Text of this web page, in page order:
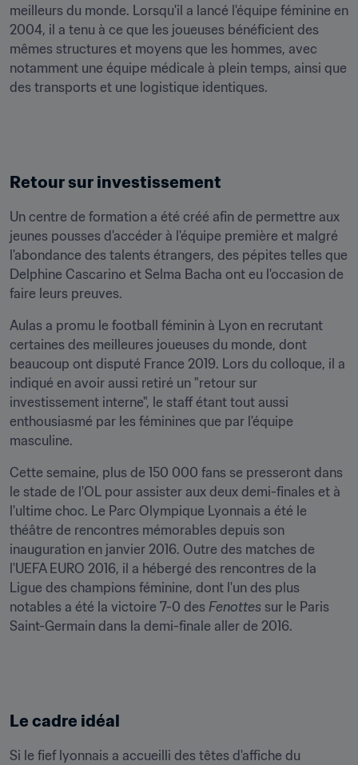
meilleurs du monde. Lorsqu'il a lancé l'équipe féminine en
2004, il a tenu à ce que les joueuses bénéficient des
mêmes structures et moyens que les hommes, avec
notamment une équipe médicale à plein temps, ainsi que
des transports et une logistique identiques.
Retour sur investissement
Un centre de formation a été créé afin de permettre aux
jeunes pousses d'accéder à l'équipe première et malgré
l'abondance des talents étrangers, des pépites telles que
Delphine Cascarino et Selma Bacha ont eu l'occasion de
faire leurs preuves.
Aulas a promu le football féminin à Lyon en recrutant
certaines des meilleures joueuses du monde, dont
beaucoup ont disputé France 2019. Lors du colloque, il a
indiqué en avoir aussi retiré un "retour sur
investissement interne", le staff étant tout aussi
enthousiasmé par les féminines que par l'équipe
masculine.
Cette semaine, plus de 150 000 fans se presseront dans
le stade de l'OL pour assister aux deux demi-finales et à
l'ultime choc. Le Parc Olympique Lyonnais a été le
théâtre de rencontres mémorables depuis son
inauguration en janvier 2016. Outre des matches de
l'UEFA EURO 2016, il a hébergé des rencontres de la
Ligue des champions féminine, dont l'un des plus
notables a été la victoire 7-0 des Fenottes sur le Paris
Saint-Germain dans la demi-finale aller de 2016.
Le cadre idéal
Si le fief lyonnais a accueilli des têtes d'affiche du